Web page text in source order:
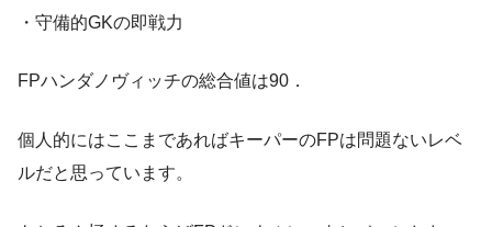
・守備的GKの即戦力
FPハンダノヴィッチの総合値は90．
個人的にはここまであればキーパーのFPは問題ないレベ
ルだと思っています。